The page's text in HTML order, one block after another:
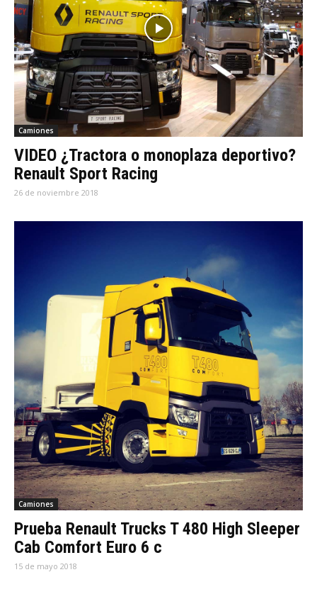
Camiones
VIDEO ¿Tractora o monoplaza deportivo?
Renault Sport Racing
26 de noviembre 2018
Camiones
Prueba Renault Trucks T 480 High Sleeper
Cab Comfort Euro 6 c
15 de mayo 2018